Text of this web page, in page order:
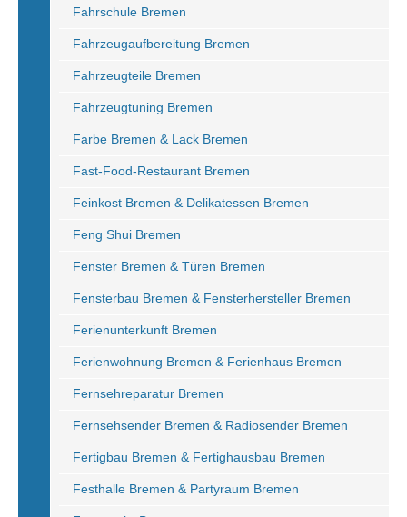
Fahrschule Bremen
Fahrzeugaufbereitung Bremen
Fahrzeugteile Bremen
Fahrzeugtuning Bremen
Farbe Bremen & Lack Bremen
Fast-Food-Restaurant Bremen
Feinkost Bremen & Delikatessen Bremen
Feng Shui Bremen
Fenster Bremen & Türen Bremen
Fensterbau Bremen & Fensterhersteller Bremen
Ferienunterkunft Bremen
Ferienwohnung Bremen & Ferienhaus Bremen
Fernsehreparatur Bremen
Fernsehsender Bremen & Radiosender Bremen
Fertigbau Bremen & Fertighausbau Bremen
Festhalle Bremen & Partyraum Bremen